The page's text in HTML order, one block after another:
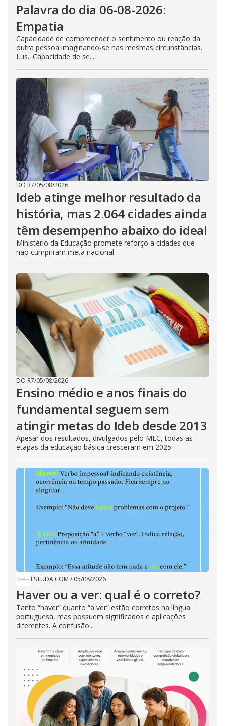
Palavra do dia 06-08-2026:
Empatia
Capacidade de compreender o sentimento ou reação da
outra pessoa imaginando-se nas mesmas circunstâncias.
Lus.: Capacidade de se...
DO R7/05/08/2026
Ideb atinge melhor resultado da
história, mas 2.064 cidades ainda
têm desempenho abaixo do ideal
Ministério da Educação promete reforço a cidades que
não cumpriram meta nacional
DO R7/05/08/2026
Ensino médio e anos finais do
fundamental seguem sem
atingir metas do Ideb desde 2013
Apesar dos resultados, divulgados pelo MEC, todas as
etapas da educação básica cresceram em 2025
ESTUDA.COM / 05/08/2026
Haver ou a ver: qual é o correto?
Tanto “haver” quanto “a ver” estão corretos na língua
portuguesa, mas possuem significados e aplicações
diferentes. A confusão...